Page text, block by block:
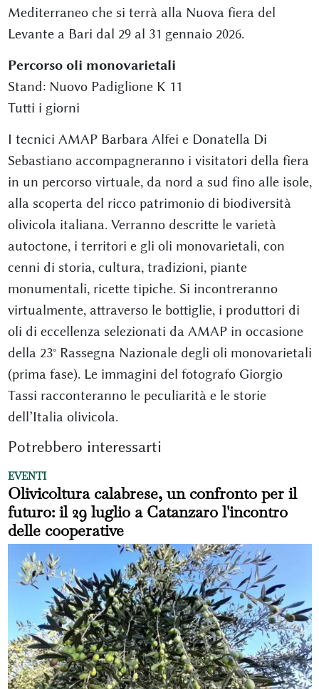
Mediterraneo che si terrà alla Nuova fiera del
Levante a Bari dal 29 al 31 gennaio 2026.
Percorso oli monovarietali
Stand: Nuovo Padiglione K 11
Tutti i giorni
I tecnici AMAP Barbara Alfei e Donatella Di
Sebastiano accompagneranno i visitatori della fiera
in un percorso virtuale, da nord a sud fino alle isole,
alla scoperta del ricco patrimonio di biodiversità
olivicola italiana. Verranno descritte le varietà
autoctone, i territori e gli oli monovarietali, con
cenni di storia, cultura, tradizioni, piante
monumentali, ricette tipiche. Si incontreranno
virtualmente, attraverso le bottiglie, i produttori di
oli di eccellenza selezionati da AMAP in occasione
della 23° Rassegna Nazionale degli oli monovarietali
(prima fase). Le immagini del fotografo Giorgio
Tassi racconteranno le peculiarità e le storie
dell’Italia olivicola.
Potrebbero interessarti
EVENTI
Olivicoltura calabrese, un confronto per il
futuro: il 29 luglio a Catanzaro l'incontro
delle cooperative